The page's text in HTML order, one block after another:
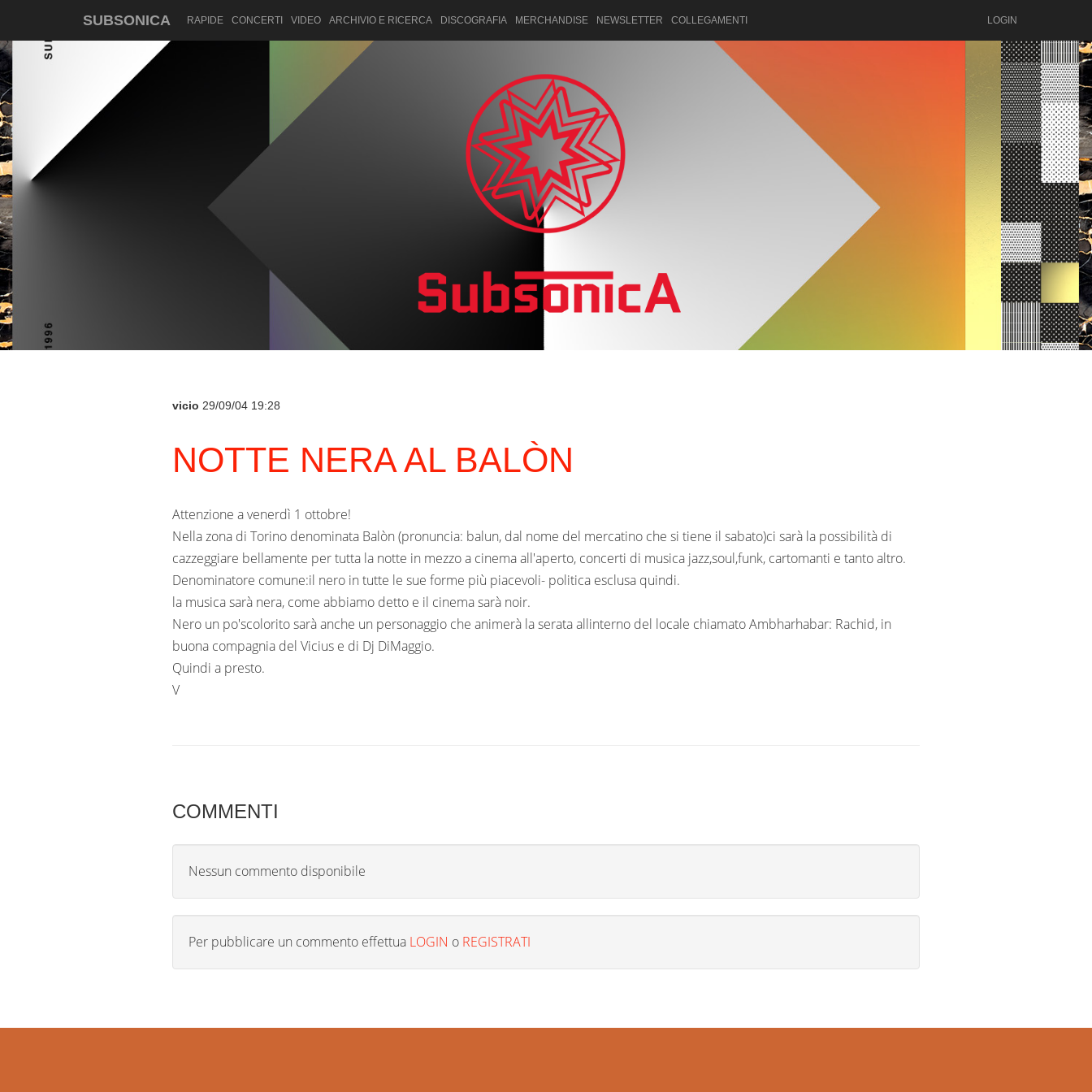
SUBSONICA RAPIDE CONCERTI VIDEO ARCHIVIO E RICERCA DISCOGRAFIA MERCHANDISE NEWSLETTER COLLEGAMENTI LOGIN
vicio 29/09/04 19:28
NOTTE NERA AL BALÒN
Attenzione a venerdì 1 ottobre!
Nella zona di Torino denominata Balòn (pronuncia: balun, dal nome del mercatino che si tiene il sabato)ci sarà la possibilità di
cazzeggiare bellamente per tutta la notte in mezzo a cinema all'aperto, concerti di musica jazz,soul,funk, cartomanti e tanto altro.
Denominatore comune:il nero in tutte le sue forme più piacevoli- politica esclusa quindi.
la musica sarà nera, come abbiamo detto e il cinema sarà noir.
Nero un po'scolorito sarà anche un personaggio che animerà la serata allinterno del locale chiamato Ambharhabar: Rachid, in
buona compagnia del Vicius e di Dj DiMaggio.
Quindi a presto.
V
COMMENTI
Nessun commento disponibile
Per pubblicare un commento effettua LOGIN o REGISTRATI